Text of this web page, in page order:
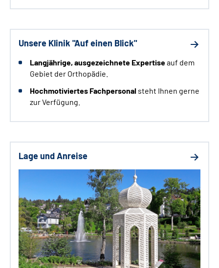
Unsere Klinik "Auf einen Blick"
Langjährige, ausgezeichnete Expertiseauf dem
Gebiet der Orthopädie.
Hochmotiviertes Fachpersonal steht Ihnen gerne
zur Verfügung.
Lage und Anreise